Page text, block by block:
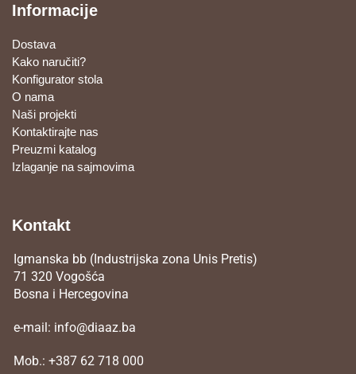
Informacije
Dostava
Kako naručiti?
Konfigurator stola
O nama
Naši projekti
Kontaktirajte nas
Preuzmi katalog
Izlaganje na sajmovima
Kontakt
Igmanska bb (Industrijska zona Unis Pretis)
71 320 Vogošća
Bosna i Hercegovina
e-mail: info@diaaz.ba
Mob.: +387 62 718 000